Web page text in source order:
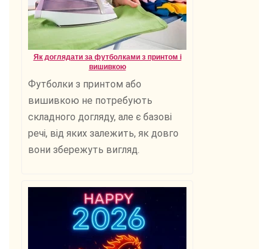
Як доглядати за футболками з принтом і
вишивкою
Футболки з принтом або
вишивкою не потребують
складного догляду, але є базові
речі, від яких залежить, як довго
вони збережуть вигляд.